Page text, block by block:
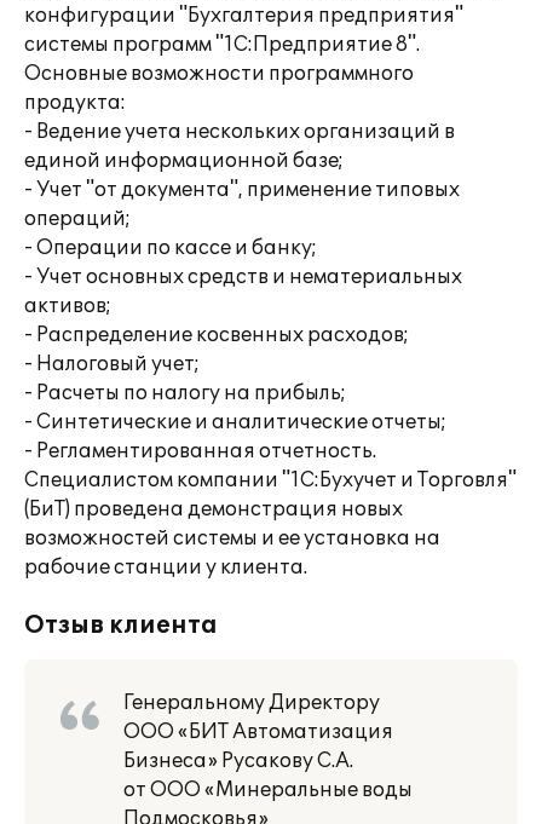
конфигурации "Бухгалтерия предприятия"
системы программ "1С:Предприятие 8".
Основные возможности программного
продукта:
- Ведение учета нескольких организаций в
единой информационной базе;
- Учет "от документа", применение типовых
операций;
- Операции по кассе и банку;
- Учет основных средств и нематериальных
активов;
- Распределение косвенных расходов;
- Налоговый учет;
- Расчеты по налогу на прибыль;
- Синтетические и аналитические отчеты;
- Регламентированная отчетность.
Специалистом компании "1С:Бухучет и Торговля"
(БиТ) проведена демонстрация новых
возможностей системы и ее установка на
рабочие станции у клиента.
Отзыв клиента
Генеральному Директору
ООО «БИТ Автоматизация
Бизнеса» Русакову С.А.
от ООО «Минеральные воды
Подмосковья»